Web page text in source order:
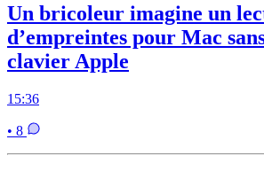
Un bricoleur imagine un
d’empreintes pour Mac
clavier Apple
15:36
• 8